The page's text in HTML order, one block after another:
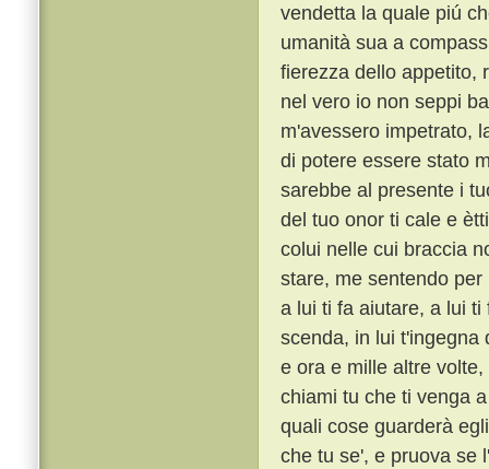
vendetta la quale piú
umanità sua a
fierezza dello appetito,
nel vero io non seppi
m'avessero impetrato,
di potere essere stato
sarebbe al presente i
del tuo onor ti cale e
colui nelle cui braccia
stare, me sentendo
a lui ti fa aiutare, a lui
scenda, in lui t'ingegna
e ora e mille altre
chiami tu che ti venga
quali cose guarderà
che tu se', e pruova se